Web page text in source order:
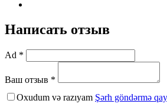
Написать отзыв
Ad *
Ваш отзыв *
Oxudum və razıyam Şərh göndərmə